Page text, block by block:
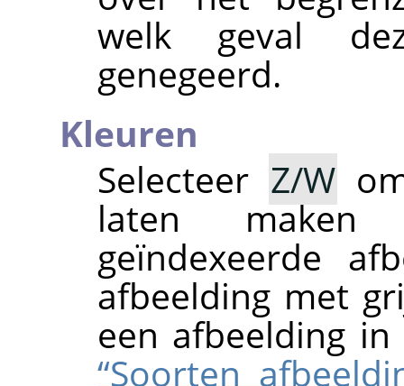
welk geval
genegeerd.
Kleuren
Selecteer Z/W
laten
geïndexeerde
afbeelding met
een afbeelding
“Soorten